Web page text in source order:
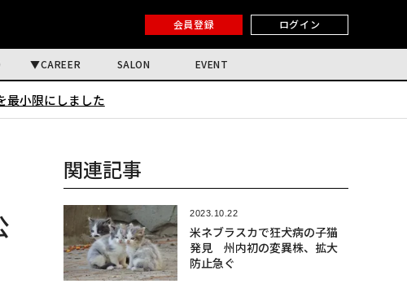
会員登録 ログイン
CAREER SALON EVENT
最小限にしました
関連記事
2023.10.22
米ネブラスカで狂犬病の子猫
発見 州内初の変異株、拡大
防止急ぐ